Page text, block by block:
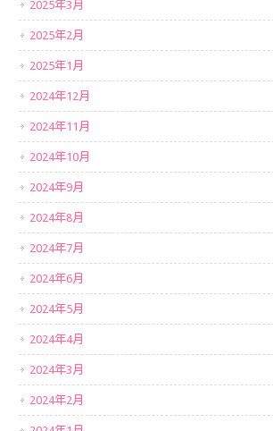
2025年3月
2025年2月
2025年1月
2024年12月
2024年11月
2024年10月
2024年9月
2024年8月
2024年7月
2024年6月
2024年5月
2024年4月
2024年3月
2024年2月